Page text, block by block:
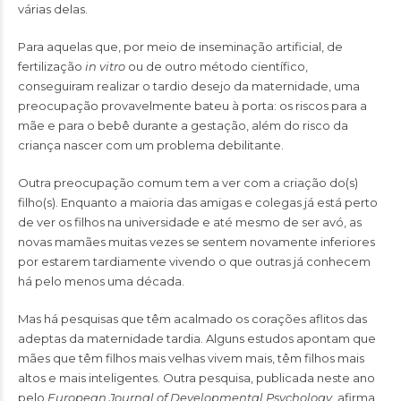
várias delas.
Para aquelas que, por meio de inseminação artificial, de
fertilização in vitro ou de outro método científico,
conseguiram realizar o tardio desejo da maternidade, uma
preocupação provavelmente bateu à porta: os riscos para a
mãe e para o bebê durante a gestação, além do risco da
criança nascer com um problema debilitante.
Outra preocupação comum tem a ver com a criação do(s)
filho(s). Enquanto a maioria das amigas e colegas já está perto
de ver os filhos na universidade e até mesmo de ser avó, as
novas mamães muitas vezes se sentem novamente inferiores
por estarem tardiamente vivendo o que outras já conhecem
há pelo menos uma década.
Mas há pesquisas que têm acalmado os corações aflitos das
adeptas da maternidade tardia. Alguns estudos apontam que
mães que têm filhos mais velhas vivem mais, têm filhos mais
altos e mais inteligentes. Outra pesquisa, publicada neste ano
pelo European Journal of Developmental Psychology, afirma